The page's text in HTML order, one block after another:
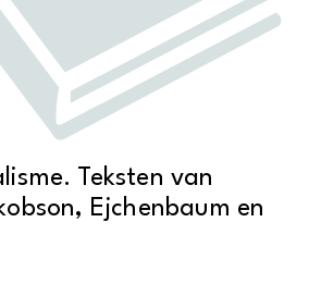
Teksten van
Ejchenbaum en